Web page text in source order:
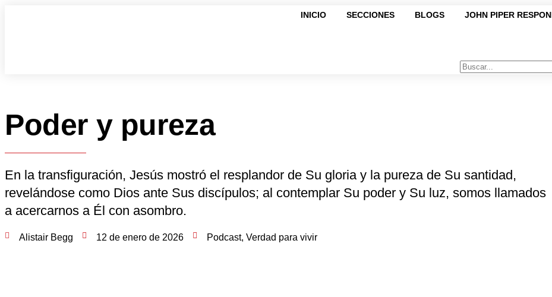
INICIO SECCIONES BLOGS JOHN PIPER
Poder y pureza
En la transfiguración, Jesús mostró el resplandor de Su gloria y la pureza de Su santidad,
revelándose como Dios ante Sus discípulos; al contemplar Su poder y Su luz, somos llamados
a acercarnos a Él con asombro.
Alistair Begg 12 de enero de 2026 Podcast, Verdad para vivir